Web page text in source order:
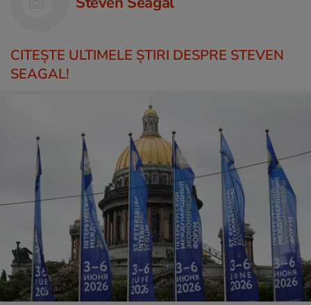
CITEŞTE ULTIMELE ŞTIRI DESPRE STEVEN
SEAGAL!